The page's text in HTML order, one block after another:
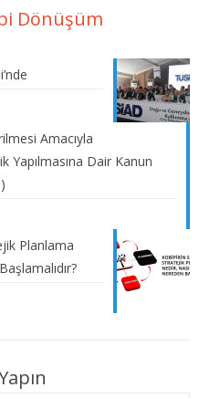
Dönüşüm
Amacıyla
Yapılmasına Dair Kanun
Planlama